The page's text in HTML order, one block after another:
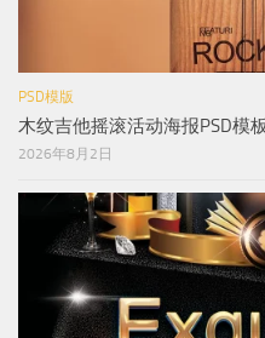
PSD模版
木纹吉他摇滚活动海报PSD模
2026年8月2日